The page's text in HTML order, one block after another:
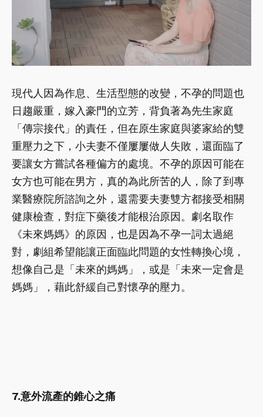
現代人因為作息、生活型態的改變，不孕的問題也
日趨嚴重，嫁入豪門的立芳，背負著為先生家庭
「傳宗接代」的責任，但在原生家庭與婆家給的雙
重壓力之下，小夫妻不僅屢屢做人失敗，還面臨了
要讓女方嘗試各種偏方的處境。不孕的原因可能在
女方也可能在男方，真的為此所苦的人，除了到專
業醫療院所諮詢之外，還需要夫妻雙方都接受相關
健康檢查，對症下藥後才能根治原因。劇名取作
《未來媽媽》的原因，也是因為不孕一詞太過絕
對，劇組希望能讓正面臨此問題的女性轉換心境，
想像自己是「未來的媽媽」，或是「未來一定會是
媽媽」，藉此舒緩自己對懷孕的壓力。
7.意外流產的錐心之痛